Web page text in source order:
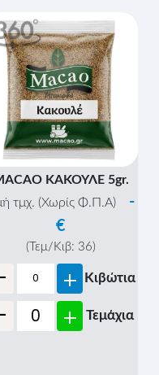
ΚΑΚΟΥΛΕ 5gr.
τμχ. (Χωρίς Φ.Π.Α)
-
€
(Τεμ/Κιβ: 36)
+ Κιβώτια
+ Τεμάχια